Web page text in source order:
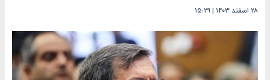
۲۸ اسفند ۱۴۰۳ |۱۵:۲۹